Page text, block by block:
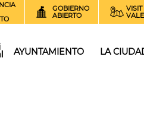
GOBIERNO
ABIERTO
VISIT
AYUNTAMIENTO LA